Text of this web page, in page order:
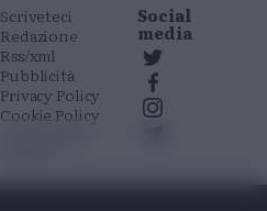
Scriveteci
Redazione
Rss/xml
Pubblicità
Privacy Policy
Cookie Policy
Social
media